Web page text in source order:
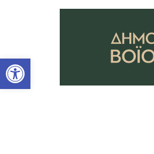
Ανοίξτε τη